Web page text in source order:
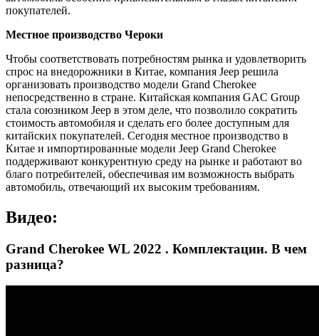
покупателей.
Местное производство Чероки
Чтобы соответствовать потребностям рынка и удовлетворить
спрос на внедорожники в Китае, компания Jeep решила
организовать производство модели Grand Cherokee
непосредственно в стране. Китайская компания GAC Group
стала союзником Jeep в этом деле, что позволило сократить
стоимость автомобиля и сделать его более доступным для
китайских покупателей. Сегодня местное производство в
Китае и импортированные модели Jeep Grand Cherokee
поддерживают конкурентную среду на рынке и работают во
благо потребителей, обеспечивая им возможность выбрать
автомобиль, отвечающий их высоким требованиям.
Видео:
Grand Cherokee WL 2022 . Комплектации. В чем
разница?